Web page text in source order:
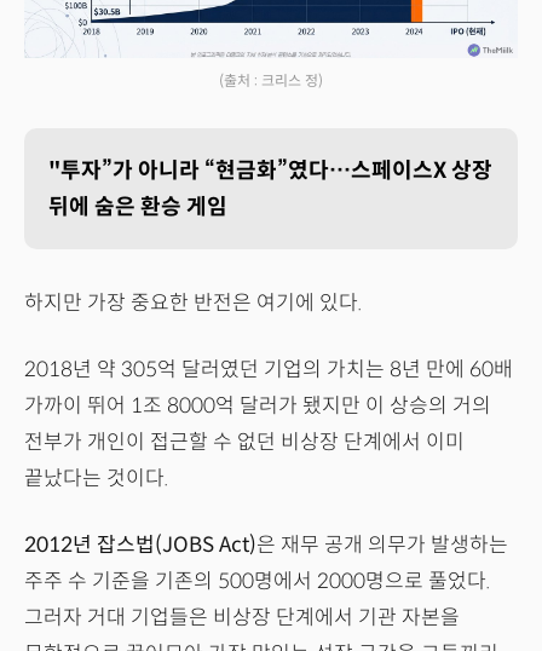
(출처 : 크리스 정)
"투자”가 아니라 “현금화”였다…스페이스X 상장
뒤에 숨은 환승 게임
하지만 가장 중요한 반전은 여기에 있다.
2018년 약 305억 달러였던 기업의 가치는 8년 만에 60배
가까이 뛰어 1조 8000억 달러가 됐지만 이 상승의 거의
전부가 개인이 접근할 수 없던 비상장 단계에서 이미
끝났다는 것이다.
2012년 잡스법(JOBS Act)은 재무 공개 의무가 발생하는
주주 수 기준을 기존의 500명에서 2000명으로 풀었다.
그러자 거대 기업들은 비상장 단계에서 기관 자본을